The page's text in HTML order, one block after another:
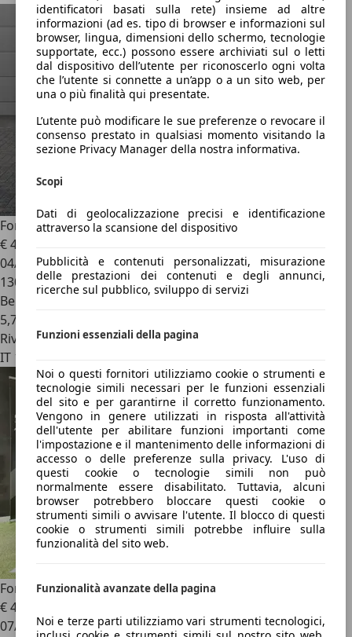
identificatori basati sulla rete) insieme ad altre
informazioni (ad es. tipo di browser e informazioni sul
browser, lingua, dimensioni dello schermo, tecnologie
supportate, ecc.) possono essere archiviati sul o letti
dal dispositivo dell’utente per riconoscerlo ogni volta
che l’utente si connette a un’app o a un sito web, per
una o più finalità qui presentate.
L’utente può modificare le sue preferenze o revocare il
consenso prestato in qualsiasi momento visitando la
sezione Privacy Manager della nostra informativa.
Scopi
Dati di geolocalizzazione precisi e identificazione
attraverso la scansione del dispositivo
Pubblicità e contenuti personalizzati, misurazione
delle prestazioni dei contenuti e degli annunci,
ricerche sul pubblico, sviluppo di servizi
Funzioni essenziali della pagina
Noi o questi fornitori utilizziamo cookie o strumenti e
tecnologie simili necessari per le funzioni essenziali
del sito e per garantirne il corretto funzionamento.
Vengono in genere utilizzati in risposta all'attività
dell'utente per abilitare funzioni importanti come
l'impostazione e il mantenimento delle informazioni di
accesso o delle preferenze sulla privacy. L'uso di
questi cookie o tecnologie simili non può
normalmente essere disabilitato. Tuttavia, alcuni
browser potrebbero bloccare questi cookie o
strumenti simili o avvisare l'utente. Il blocco di questi
cookie o strumenti simili potrebbe influire sulla
funzionalità del sito web.
Funzionalità avanzate della pagina
Noi e terze parti utilizziamo vari strumenti tecnologici,
Ford FiestaVI 5p 1.2 16v Titanium 82cv
€ 4.600
04/2010
130.513 km
Benzina
5,7 l/100 km (comb.)
Rivenditore
IT 10024
Ford FiestaFiesta 3p 1.4 tdci Titanium E5
€ 4.700
07/2012